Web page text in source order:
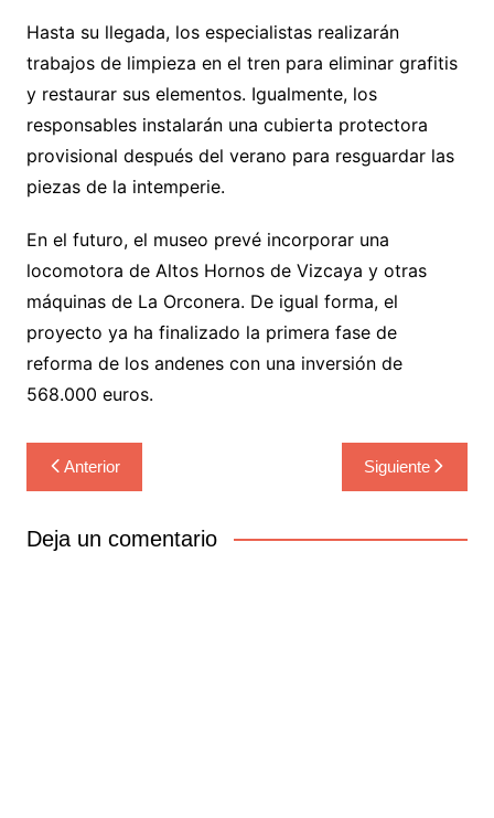
Hasta su llegada, los especialistas realizarán
trabajos de limpieza en el tren para eliminar grafitis
y restaurar sus elementos. Igualmente, los
responsables instalarán una cubierta protectora
provisional después del verano para resguardar las
piezas de la intemperie.
En el futuro, el museo prevé incorporar una
locomotora de Altos Hornos de Vizcaya y otras
máquinas de La Orconera. De igual forma, el
proyecto ya ha finalizado la primera fase de
reforma de los andenes con una inversión de
568.000 euros.
Navegación
de
entradas
Anterior Siguiente
Deja un comentario